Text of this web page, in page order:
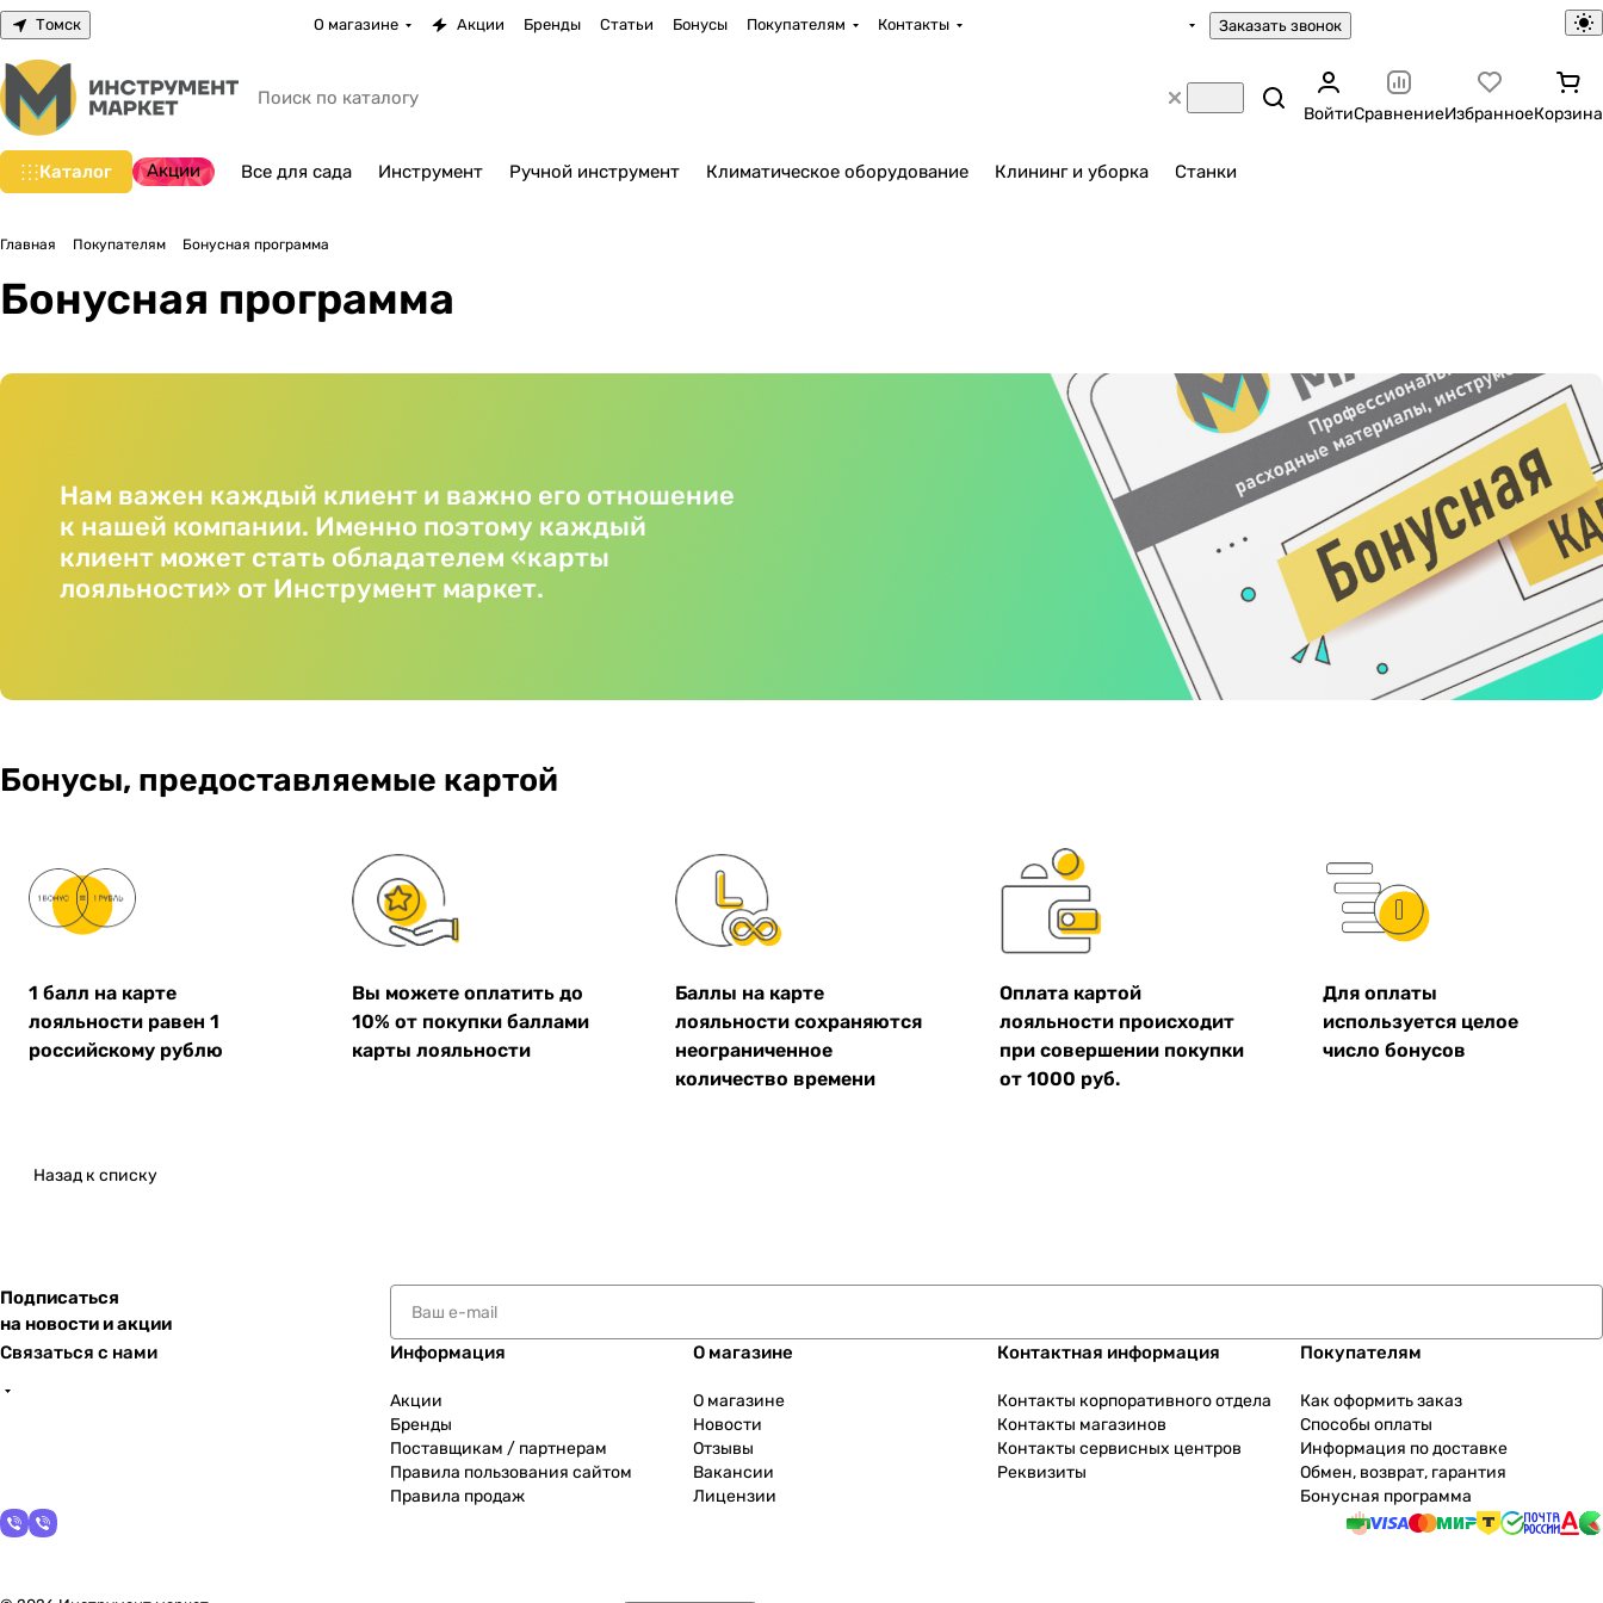
Томск О магазине Акции Бренды Статьи Бонусы Покупателям Контакты Заказать звонок
ВойтиСравнениеИзбранноеКорзина
Каталог Акции Все для сада Инструмент Ручной инструмент Климатическое оборудование Клининг и уборка Станки
Главная Покупателям Бонусная программа
Бонусная программа
Нам важен каждый клиент и важно его отношение
к нашей компании. Именно поэтому каждый
клиент может стать обладателем «карты
лояльности» от Инструмент маркет.
Бонусы, предоставляемые картой
1 балл на карте
лояльности равен 1
российскому рублю
Вы можете оплатить до
10% от покупки баллами
карты лояльности
Баллы на карте
лояльности сохраняются
неограниченное
количество времени
Оплата картой
лояльности происходит
при совершении покупки
от 1000 руб.
Для оплаты
используется целое
число бонусов
Назад к списку
Подписаться
на новости и акции
Связаться с нами
Информация
Акции
Бренды
Поставщикам / партнерам
Правила пользования сайтом
Правила продаж
О магазине
О магазине
Новости
Отзывы
Вакансии
Лицензии
Контактная информация
Контакты корпоративного отдела
Контакты магазинов
Контакты сервисных центров
Реквизиты
Покупателям
Как оформить заказ
Способы оплаты
Информация по доставке
Обмен, возврат, гарантия
Бонусная программа